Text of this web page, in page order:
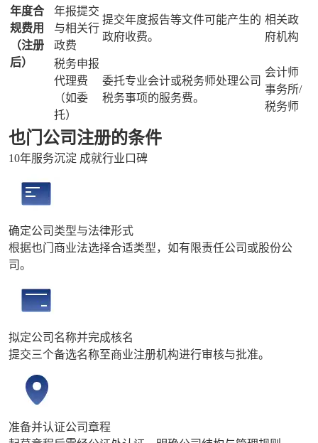
年度合
规费用
（注册
后）
年报提交
与相关行
政费
提交年度报告等文件可能产生的
政府收费。
相关政
府机构
税务申报
代理费
（如委
托）
委托专业会计或税务师处理公司
税务事项的服务费。
会计师
事务所/
税务师
也门公司注册的条件
10年服务沉淀 成就行业口碑
确定公司类型与法律形式
根据也门商业法选择合适类型，如有限责任公司或股份公
司。
拟定公司名称并完成核名
提交三个备选名称至商业注册机构进行审核与批准。
准备并认证公司章程